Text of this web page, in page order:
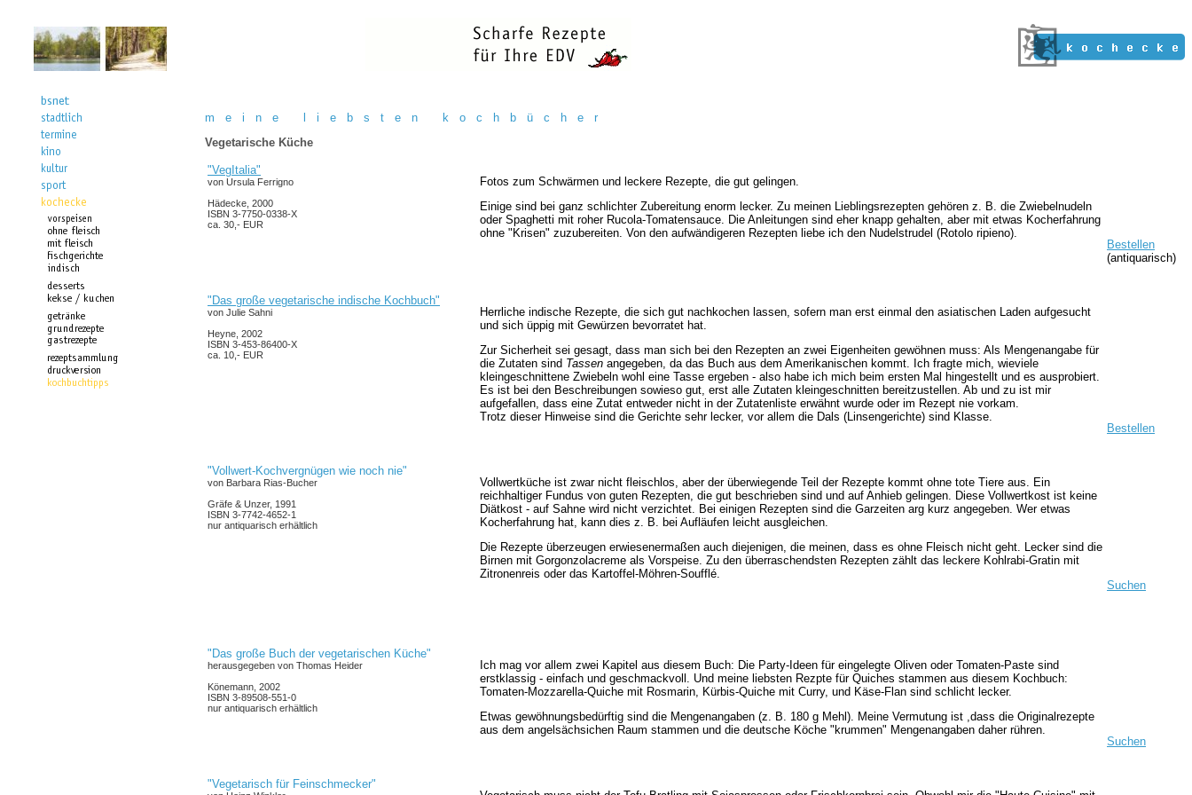
m e i n e l i e b s t e n k o c h b ü c h e r
Vegetarische Küche
"VegItalia"
von Ursula Ferrigno
Hädecke, 2000
ISBN 3-7750-0338-X
ca. 30,- EUR
Fotos zum Schwärmen und leckere Rezepte, die gut gelingen.
Einige sind bei ganz schlichter Zubereitung enorm lecker. Zu meinen Lieblingsrezepten gehören z. B. die Zwiebelnudeln
oder Spaghetti mit roher Rucola-Tomatensauce. Die Anleitungen sind eher knapp gehalten, aber mit etwas Kocherfahrung
ohne "Krisen" zuzubereiten. Von den aufwändigeren Rezepten liebe ich den Nudelstrudel (Rotolo ripieno).
Bestellen
(antiquarisch)
"Das große vegetarische indische Kochbuch"
von Julie Sahni
Heyne, 2002
ISBN 3-453-86400-X
ca. 10,- EUR
Herrliche indische Rezepte, die sich gut nachkochen lassen, sofern man erst einmal den asiatischen Laden aufgesucht
und sich üppig mit Gewürzen bevorratet hat.
Zur Sicherheit sei gesagt, dass man sich bei den Rezepten an zwei Eigenheiten gewöhnen muss: Als Mengenangabe für
die Zutaten sind Tassen angegeben, da das Buch aus dem Amerikanischen kommt. Ich fragte mich, wieviele
kleingeschnittene Zwiebeln wohl eine Tasse ergeben - also habe ich mich beim ersten Mal hingestellt und es ausprobiert.
Es ist bei den Beschreibungen sowieso gut, erst alle Zutaten kleingeschnitten bereitzustellen. Ab und zu ist mir
aufgefallen, dass eine Zutat entweder nicht in der Zutatenliste erwähnt wurde oder im Rezept nie vorkam.
Trotz dieser Hinweise sind die Gerichte sehr lecker, vor allem die Dals (Linsengerichte) sind Klasse.
Bestellen
"Vollwert-Kochvergnügen wie noch nie"
von Barbara Rias-Bucher
Gräfe & Unzer, 1991
ISBN 3-7742-4652-1
nur antiquarisch erhältlich
Vollwertküche ist zwar nicht fleischlos, aber der überwiegende Teil der Rezepte kommt ohne tote Tiere aus. Ein
reichhaltiger Fundus von guten Rezepten, die gut beschrieben sind und auf Anhieb gelingen. Diese Vollwertkost ist keine
Diätkost - auf Sahne wird nicht verzichtet. Bei einigen Rezepten sind die Garzeiten arg kurz angegeben. Wer etwas
Kocherfahrung hat, kann dies z. B. bei Aufläufen leicht ausgleichen.
Die Rezepte überzeugen erwiesenermaßen auch diejenigen, die meinen, dass es ohne Fleisch nicht geht. Lecker sind die
Birnen mit Gorgonzolacreme als Vorspeise. Zu den überraschendsten Rezepten zählt das leckere Kohlrabi-Gratin mit
Zitronenreis oder das Kartoffel-Möhren-Soufflé.
Suchen
"Das große Buch der vegetarischen Küche"
herausgegeben von Thomas Heider
Könemann, 2002
ISBN 3-89508-551-0
nur antiquarisch erhältlich
Ich mag vor allem zwei Kapitel aus diesem Buch: Die Party-Ideen für eingelegte Oliven oder Tomaten-Paste sind
erstklassig - einfach und geschmackvoll. Und meine liebsten Rezpte für Quiches stammen aus diesem Kochbuch:
Tomaten-Mozzarella-Quiche mit Rosmarin, Kürbis-Quiche mit Curry, und Käse-Flan sind schlicht lecker.
Etwas gewöhnungsbedürftig sind die Mengenangaben (z. B. 180 g Mehl). Meine Vermutung ist ,dass die Originalrezepte
aus dem angelsächsichen Raum stammen und die deutsche Köche "krummen" Mengenangaben daher rühren.
Suchen
"Vegetarisch für Feinschmecker"